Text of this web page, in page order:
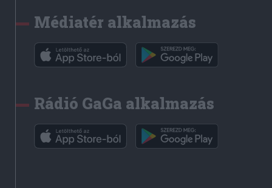
Médiatér alkalmazás
Rádió GaGa alkalmazás